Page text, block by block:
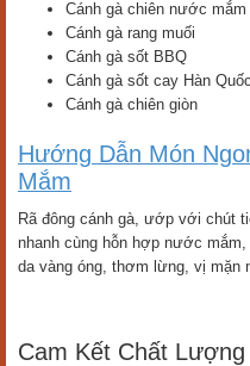
Cánh gà chiên nước mắm
Cánh gà rang muối
Cánh gà sốt BBQ
Cánh gà sốt cay Hàn Quốc
Cánh gà chiên giòn
Hướng Dẫn Món
Mắm
Rã đông cánh gà, ướp với chút
nhanh cùng hỗn hợp nước
da vàng óng, thơm lừng, vị mặn
Cam Kết Chất Lượng